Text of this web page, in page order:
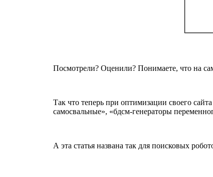
Посмотрели? Оценили? Понимаете, что на
Так что теперь при оптимизации своего
самосвальные», «бдсм-генераторы
А эта статья названа так для поисковых